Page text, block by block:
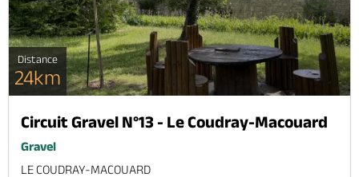
Distance
24km
Circuit Gravel N°13 - Le Coudray-Macouard
Gravel
LE COUDRAY-MACOUARD